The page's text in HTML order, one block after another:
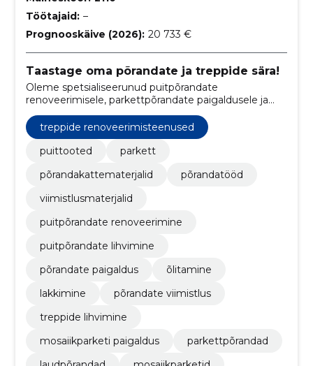
Töötajaid: –
Prognooskäive (2026): 20 733 €
Taastage oma põrandate ja treppide sära!
Oleme spetsialiseerunud puitpõrandate
renoveerimisele, parkettpõrandate paigaldusele ja
treppide ning köögitasapindade viimistlusele
treppide renoveerimisteenused
puittooted
parkett
põrandakattematerjalid
põrandatööd
viimistlusmaterjalid
puitpõrandate renoveerimine
puitpõrandate lihvimine
põrandate paigaldus
õlitamine
lakkimine
põrandate viimistlus
treppide lihvimine
mosaiikparketi paigaldus
parkettpõrandad